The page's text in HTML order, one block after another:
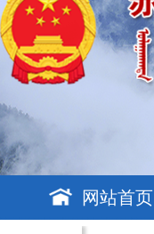
网站首页